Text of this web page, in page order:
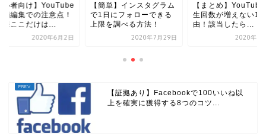
心者向け】YouTube
画編集での注意点！
限ここだけは...
2020年6月2日
【簡単】インスタグラム
で1日にフォローできる
上限を調べる方法！
2020年7月29日
【まとめ】
生回数が増えない12
由！該当したら...
2020年5
【証拠あり】Facebookで100いいね以
上を確実に獲得する8つのコツ...